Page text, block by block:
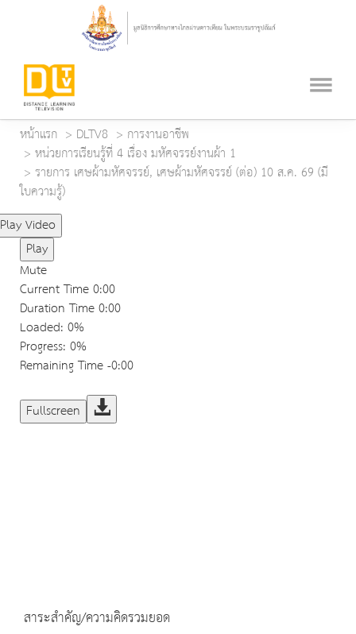
หน้าแรก DLTV8
การงานอาชีพ
หน่วยการเรียนรู้ที่ 4 เรื่อง มหัศจรรย์งานผ้า 1
รายการ เศษผ้ามหัศจรรย์, เศษผ้ามหัศจรรย์ (ต่อ) 10 ส.ค. 69 (มี
ใบความรู้)
Play Video
Play
Mute
Current Time0:00
Duration Time0:00
Loaded: 0%
Progress: 0%
Remaining Time-0:00
Fullscreen
สาระสำคัญ/ความคิดรวมยอด